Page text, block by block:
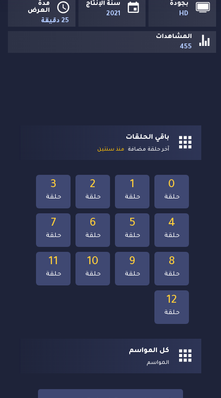
بجودة
HD
سنة الإنتاج
2021
مدة
العرض
25 دقيقة
المشاهدات
455
باقي الحلقات
آخر حلقة مضافة منذ سنتين
12
حلقة
11
حلقة
10
حلقة
9
حلقة
8
حلقة
7
حلقة
6
حلقة
5
حلقة
4
حلقة
3
حلقة
2
حلقة
1
حلقة
0
حلقة
كل المواسم
المواسم